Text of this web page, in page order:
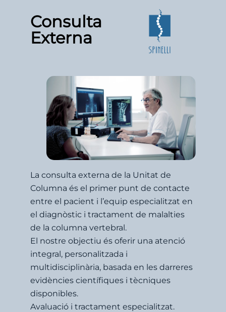
Consulta
Externa
La consulta externa de la Unitat de
Columna és el primer punt de contacte
entre el pacient i l’equip especialitzat en
el diagnòstic i tractament de malalties
de la columna vertebral.
El nostre objectiu és oferir una atenció
integral, personalitzada i
multidisciplinària, basada en les darreres
evidències científiques i tècniques
disponibles.
Avaluació i tractament especialitzat.